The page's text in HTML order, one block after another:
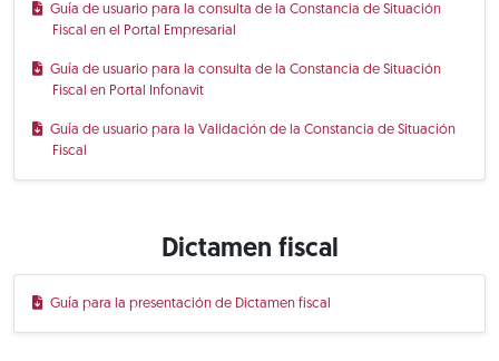
Guía de usuario para la consulta de la Constancia de Situación
Fiscal en el Portal Empresarial
Guía de usuario para la consulta de la Constancia de Situación
Fiscal en Portal Infonavit
Guía de usuario para la Validación de la Constancia de Situación
Fiscal
Dictamen fiscal
Guía para la presentación de Dictamen fiscal